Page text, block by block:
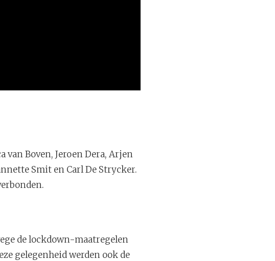
Boven, Jeroen Dera, Arjen
Smit en Carl De Strycker.
de lockdown-maatregelen
gelegenheid werden ook de